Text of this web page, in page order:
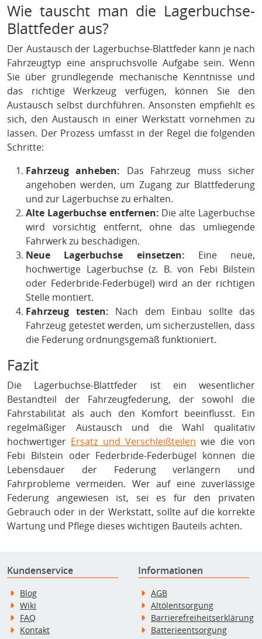
Wie tauscht man die Lagerbuchse-
Blattfeder aus?
Der Austausch der Lagerbuchse-Blattfeder kann je nach
Fahrzeugtyp eine anspruchsvolle Aufgabe sein. Wenn
Sie über grundlegende mechanische Kenntnisse und
das richtige Werkzeug verfügen, können Sie den
Austausch selbst durchführen. Ansonsten empfiehlt es
sich, den Austausch in einer Werkstatt vornehmen zu
lassen. Der Prozess umfasst in der Regel die folgenden
Schritte:
Fahrzeug anheben: Das Fahrzeug muss sicher
angehoben werden, um Zugang zur Blattfederung
und zur Lagerbuchse zu erhalten.
Alte Lagerbuchse entfernen: Die alte Lagerbuchse
wird vorsichtig entfernt, ohne das umliegende
Fahrwerk zu beschädigen.
Neue Lagerbuchse einsetzen: Eine neue,
hochwertige Lagerbuchse (z. B. von Febi Bilstein
oder Federbride-Federbügel) wird an der richtigen
Stelle montiert.
Fahrzeug testen: Nach dem Einbau sollte das
Fahrzeug getestet werden, um sicherzustellen, dass
die Federung ordnungsgemäß funktioniert.
Fazit
Die Lagerbuchse-Blattfeder ist ein wesentlicher
Bestandteil der Fahrzeugfederung, der sowohl die
Fahrstabilität als auch den Komfort beeinflusst. Ein
regelmäßiger Austausch und die Wahl qualitativ
hochwertiger Ersatz und Verschleißteilen wie die von
Febi Bilstein oder Federbride-Federbügel können die
Lebensdauer der Federung verlängern und
Fahrprobleme vermeiden. Wer auf eine zuverlässige
Federung angewiesen ist, sei es für den privaten
Gebrauch oder in der Werkstatt, sollte auf die korrekte
Wartung und Pflege dieses wichtigen Bauteils achten.
Kundenservice
Blog
Wiki
FAQ
Kontakt
Informationen
AGB
Altölentsorgung
Barrierefreiheitserklärung
Batterieentsorgung